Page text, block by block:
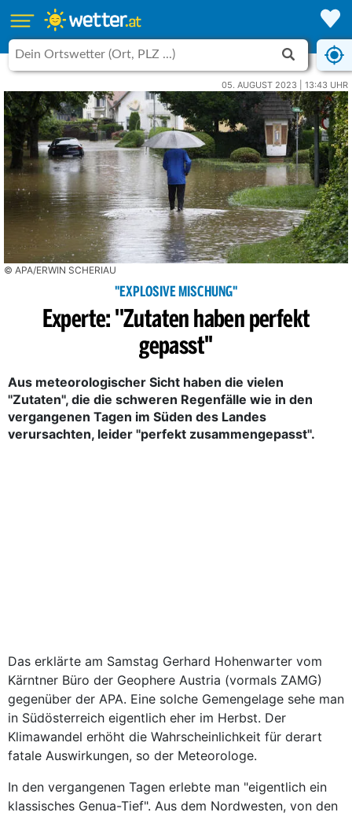
05. AUGUST 2023 | 13:43 UHR
© APA/ERWIN SCHERIAU
"EXPLOSIVE MISCHUNG"
Experte: ''Zutaten haben perfekt
gepasst''
Aus meteorologischer Sicht haben die vielen
''Zutaten'', die die schweren Regenfälle wie in den
vergangenen Tagen im Süden des Landes
verursachten, leider ''perfekt zusammengepasst''.
Das erklärte am Samstag Gerhard Hohenwarter vom
Kärntner Büro der Geophere Austria (vormals ZAMG)
gegenüber der APA. Eine solche Gemengelage sehe man
in Südösterreich eigentlich eher im Herbst. Der
Klimawandel erhöht die Wahrscheinlichkeit für derart
fatale Auswirkungen, so der Meteorologe.
In den vergangenen Tagen erlebte man "eigentlich ein
klassisches Genua-Tief". Aus dem Nordwesten, von den